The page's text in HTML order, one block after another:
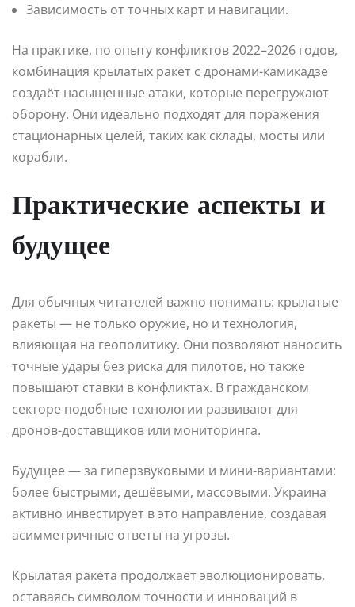
Зависимость от точных карт и навигации.
На практике, по опыту конфликтов 2022–2026 годов,
комбинация крылатых ракет с дронами-камикадзе
создаёт насыщенные атаки, которые перегружают
оборону. Они идеально подходят для поражения
стационарных целей, таких как склады, мосты или
корабли.
Практические аспекты и
будущее
Для обычных читателей важно понимать: крылатые
ракеты — не только оружие, но и технология,
влияющая на геополитику. Они позволяют наносить
точные удары без риска для пилотов, но также
повышают ставки в конфликтах. В гражданском
секторе подобные технологии развивают для
дронов-доставщиков или мониторинга.
Будущее — за гиперзвуковыми и мини-вариантами:
более быстрыми, дешёвыми, массовыми. Украина
активно инвестирует в это направление, создавая
асимметричные ответы на угрозы.
Крылатая ракета продолжает эволюционировать,
оставаясь символом точности и инноваций в